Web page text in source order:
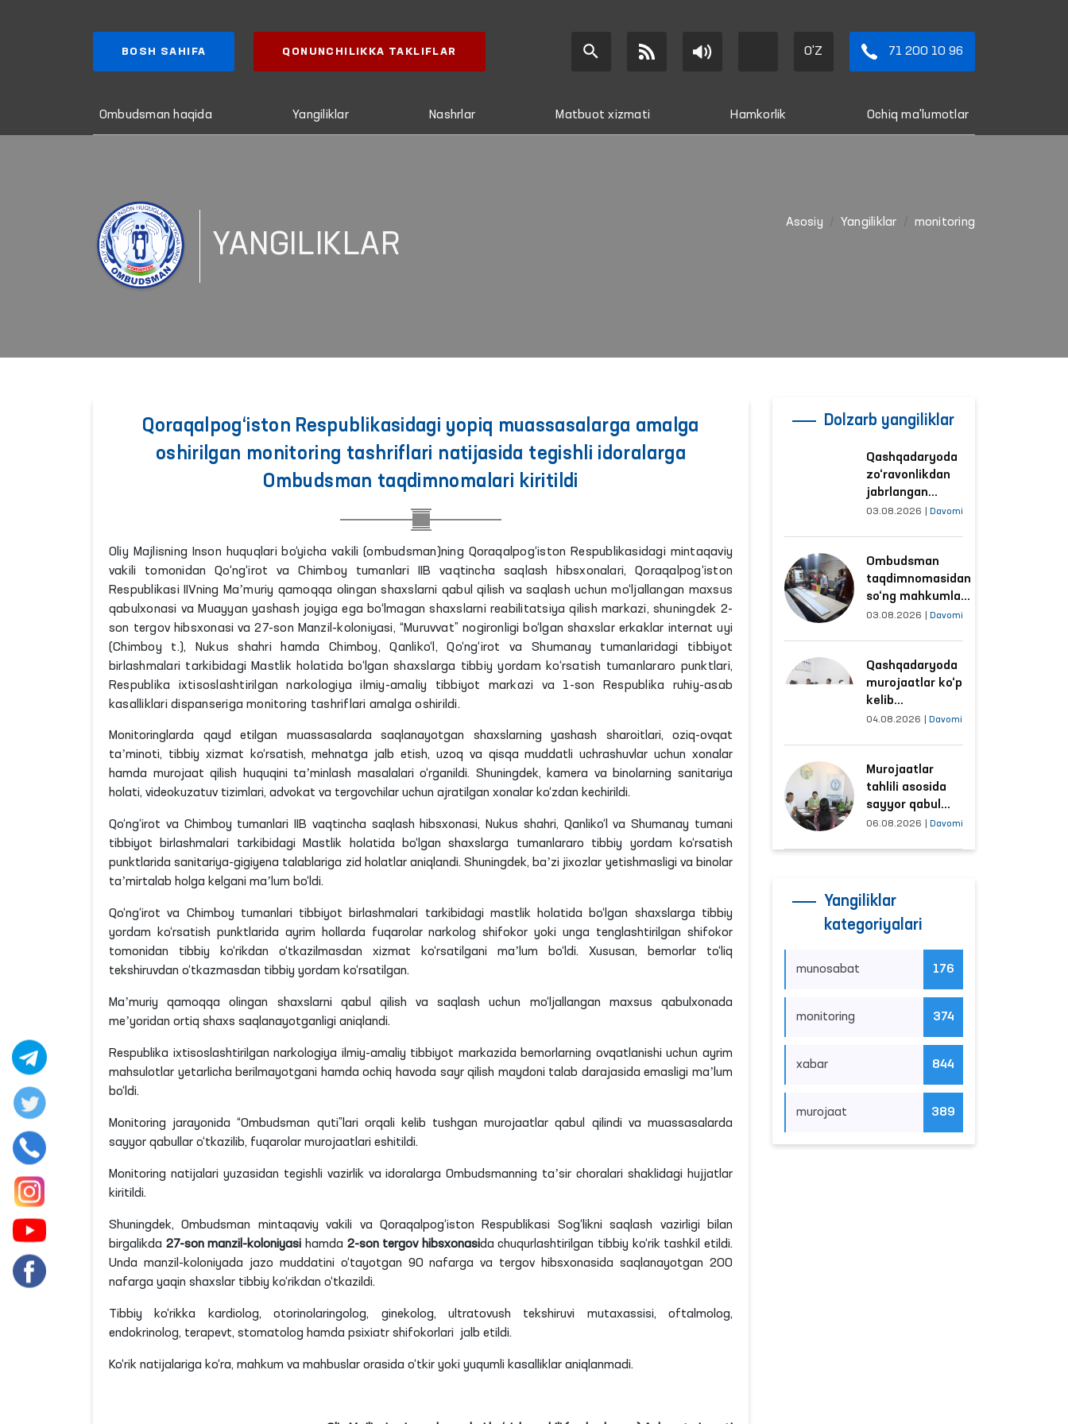
BOSH SAHIFA QONUNCHILIKKA TAKLIFLAR O'Z 71 200 10 96
Ombudsman haqida Yangiliklar Nashrlar Matbuot xizmati Hamkorlik Ochiq ma'lumotlar
YANGILIKLAR
Asosiy Yangiliklar monitoring
Qoraqalpog‘iston Respublikasidagi yopiq muassasalarga amalga
oshirilgan monitoring tashriflari natijasida tegishli idoralarga
Ombudsman taqdimnomalari kiritildi
Oliy Majlisning Inson huquqlari bo‘yicha vakili (ombudsman)ning Qoraqalpog‘iston Respublikasidagi mintaqaviy
vakili tomonidan Qo‘ng‘irot va Chimboy tumanlari IIB vaqtincha saqlash hibsxonalari, Qoraqalpog‘iston
Respublikasi IIVning Maʼmuriy qamoqqa olingan shaxslarni qabul qilish va saqlash uchun mo‘ljallangan maxsus
qabulxonasi va Muayyan yashash joyiga ega bo‘lmagan shaxslarni reabilitatsiya qilish markazi, shuningdek 2-
son tergov hibsxonasi va 27-son Manzil-koloniyasi, “Muruvvat” nogironligi bo‘lgan shaxslar erkaklar internat uyi
(Chimboy t.), Nukus shahri hamda Chimboy, Qanliko‘l, Qo‘ng‘irot va Shumanay tumanlaridagi tibbiyot
birlashmalari tarkibidagi Mastlik holatida bo‘lgan shaxslarga tibbiy yordam ko‘rsatish tumanlararo punktlari,
Respublika ixtisoslashtirilgan narkologiya ilmiy-amaliy tibbiyot markazi va 1-son Respublika ruhiy-asab
kasalliklari dispanseriga monitoring tashriflari amalga oshirildi.
Monitoringlarda qayd etilgan muassasalarda saqlanayotgan shaxslarning yashash sharoitlari, oziq-ovqat
taʼminoti, tibbiy xizmat ko‘rsatish, mehnatga jalb etish, uzoq va qisqa muddatli uchrashuvlar uchun xonalar
hamda murojaat qilish huquqini taʼminlash masalalari o‘rganildi. Shuningdek, kamera va binolarning sanitariya
holati, videokuzatuv tizimlari, advokat va tergovchilar uchun ajratilgan xonalar ko‘zdan kechirildi.
Qo‘ng‘irot va Chimboy tumanlari IIB vaqtincha saqlash hibsxonasi, Nukus shahri, Qanliko‘l va Shumanay tumani
tibbiyot birlashmalari tarkibidagi Mastlik holatida bo‘lgan shaxslarga tumanlararo tibbiy yordam ko‘rsatish
punktlarida sanitariya-gigiyena talablariga zid holatlar aniqlandi. Shuningdek, baʼzi jixozlar yetishmasligi va binolar
taʼmirtalab holga kelgani maʼlum bo‘ldi.
Qo‘ng‘irot va Chimboy tumanlari tibbiyot birlashmalari tarkibidagi mastlik holatida bo‘lgan shaxslarga tibbiy
yordam ko‘rsatish punktlarida ayrim hollarda fuqarolar narkolog shifokor yoki unga tenglashtirilgan shifokor
tomonidan tibbiy ko‘rikdan o‘tkazilmasdan xizmat ko‘rsatilgani maʼlum bo‘ldi. Xususan, bemorlar to‘liq
tekshiruvdan o‘tkazmasdan tibbiy yordam ko‘rsatilgan.
Maʼmuriy qamoqqa olingan shaxslarni qabul qilish va saqlash uchun mo‘ljallangan maxsus qabulxonada
meʼyoridan ortiq shaxs saqlanayotganligi aniqlandi.
Respublika ixtisoslashtirilgan narkologiya ilmiy-amaliy tibbiyot markazida bemorlarning ovqatlanishi uchun ayrim
mahsulotlar yetarlicha berilmayotgani hamda ochiq havoda sayr qilish maydoni talab darajasida emasligi maʼlum
bo‘ldi.
Monitoring jarayonida “Ombudsman quti”lari orqali kelib tushgan murojaatlar qabul qilindi va muassasalarda
sayyor qabullar o‘tkazilib, fuqarolar murojaatlari eshitildi.
Monitoring natijalari yuzasidan tegishli vazirlik va idoralarga Ombudsmanning taʼsir choralari shaklidagi hujjatlar
kiritildi.
Shuningdek, Ombudsman mintaqaviy vakili va Qoraqalpog‘iston Respublikasi Sog‘likni saqlash vazirligi bilan
birgalikda 27-son manzil-koloniyasi hamda 2-son tergov hibsxonasida chuqurlashtirilgan tibbiy ko‘rik tashkil etildi.
Unda manzil-koloniyada jazo muddatini o‘tayotgan 90 nafarga va tergov hibsxonasida saqlanayotgan 200
nafarga yaqin shaxslar tibbiy ko‘rikdan o‘tkazildi.
Tibbiy ko‘rikka kardiolog, otorinolaringolog, ginekolog, ultratovush tekshiruvi mutaxassisi, oftalmolog,
endokrinolog, terapevt, stomatolog hamda psixiatr shifokorlari jalb etildi.
Ko‘rik natijalariga ko‘ra, mahkum va mahbuslar orasida o‘tkir yoki yuqumli kasalliklar aniqlanmadi.
Dolzarb yangiliklar
Qashqadaryoda
zo‘ravonlikdan
jabrlangan
ayolning holati
o‘rganildi
03.08.2026 Davomi
Ombudsman
taqdimnomasidan
so‘ng mahkumlar
mehnat
sharoitlar
yaxshilandi
03.08.2026 Davomi
Qashqadaryoda
murojaatlar ko‘p
kelib
tushayotgan
yo‘lga qo‘yildi
04.08.2026 Davomi
Murojaatlar
tahlili asosida
sayyor qabul
o‘tkaziladigan
06.08.2026 Davomi
Yangiliklar
kategoriyalari
munosabat 176
monitoring 374
xabar 844
murojaat 389